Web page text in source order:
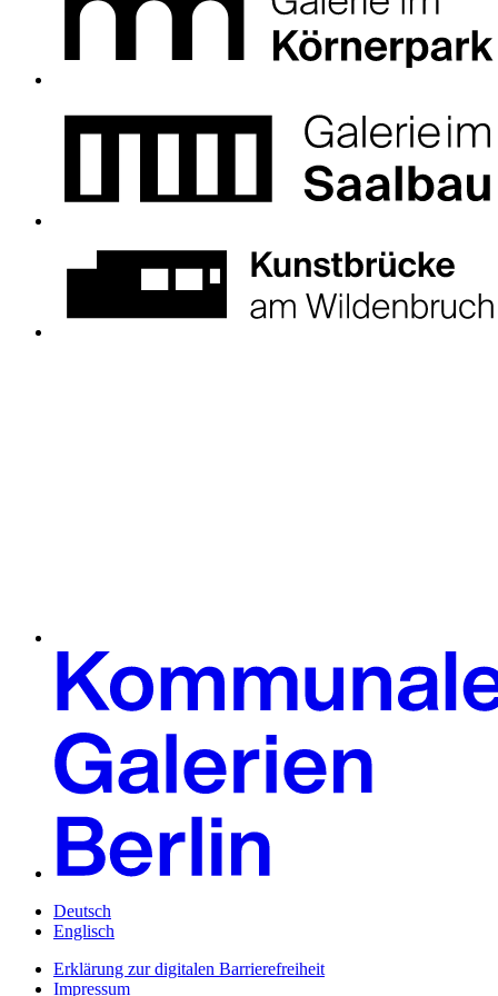
Deutsch
Englisch
Erklärung zur digitalen Barrierefreiheit
Impressum